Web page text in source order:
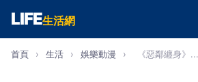
LIFE生活網
首頁 › 生活 › 娛樂動漫 › 《惡鄰纏身》...